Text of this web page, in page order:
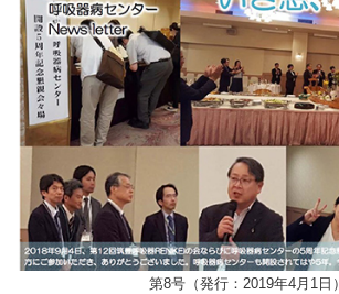
第8号（発行：2019年4月1日）